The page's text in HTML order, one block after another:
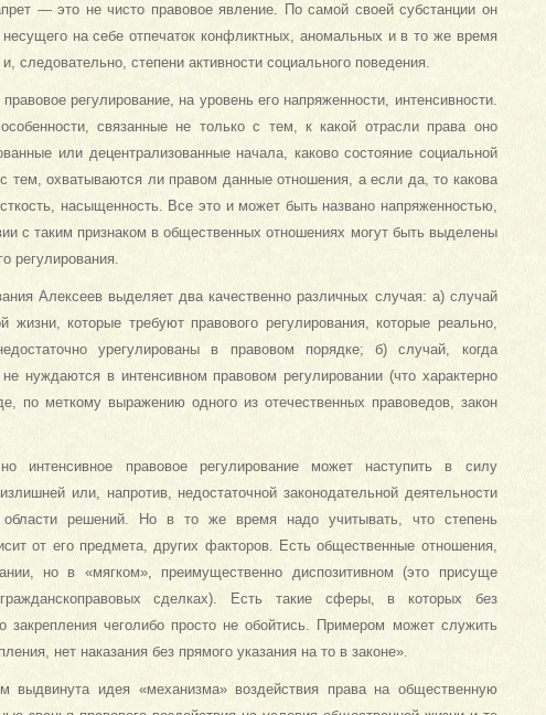
— это не чисто правовое явление. По самой своей субстанции он
на себе отпечаток конфликтных, аномальных и в то же время
следовательно, степени активности социального поведения.
регулирование, на уровень его напряженности, интенсивности.
связанные не только с тем, к какой отрасли права оно
или децентрализованные начала, каково состояние социальной
тем, охватываются ли правом данные отношения, а если да, то какова
насыщенность. Все это и может быть названо напряженностью,
с таким признаком в общественных отношениях могут быть выделены
регулирования.
Алексеев выделяет два качественно различных случая: а) случай
жизни, которые требуют правового регулирования, которые реально,
урегулированы в правовом порядке; б) случай, когда
нуждаются в интенсивном правовом регулировании (что характерно
по меткому выражению одного из отечественных правоведов, закон
интенсивное правовое регулирование может наступить в силу
или, напротив, недостаточной законодательной деятельности
области решений. Но в то же время надо учитывать, что степень
от его предмета, других факторов. Есть общественные отношения,
но в «мягком», преимущественно диспозитивном (это присуще
сделках). Есть такие сферы, в которых без
закрепления чеголибо просто не обойтись. Примером может служить
нет наказания без прямого указания на то в законе».
выдвинута идея «механизма» воздействия права на общественную